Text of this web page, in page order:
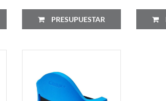
PRESUPUESTAR